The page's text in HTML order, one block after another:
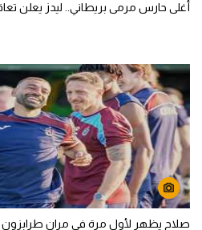
أغلى حارس مرمى بريطاني.. ليدز يعلن
صلاح يظهر لأول مرة في مران طرابزون